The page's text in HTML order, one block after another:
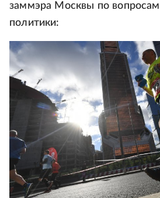
заммэра Москвы по
политики: